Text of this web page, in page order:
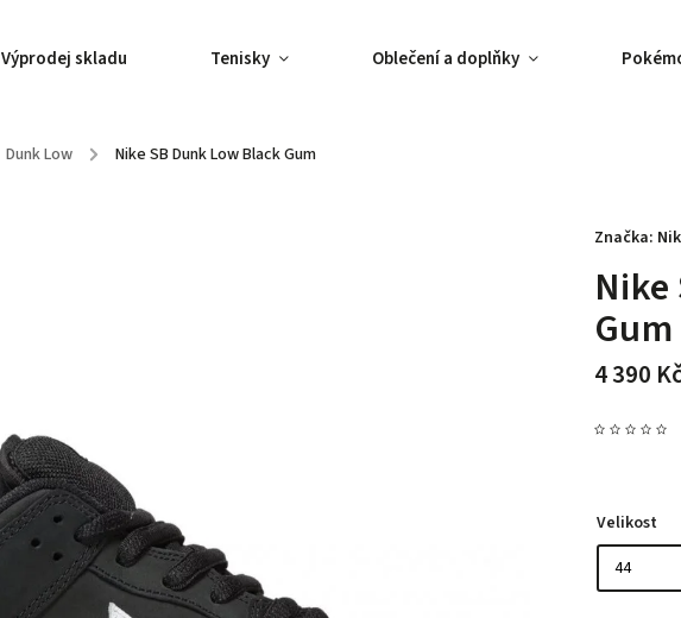
Výprodej skladu Tenisky Oblečení a doplňky
Dunk Low / Nike SB Dunk Low Black Gum
Gum
4 390
Značka:
Velikost